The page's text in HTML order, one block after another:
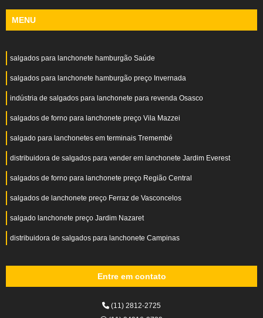
MENU
salgados para lanchonete hamburgão Saúde
salgados para lanchonete hamburgão preço Invernada
indústria de salgados para lanchonete para revenda Osasco
salgados de forno para lanchonete preço Vila Mazzei
salgado para lanchonetes em terminais Tremembé
distribuidora de salgados para vender em lanchonete Jardim Everest
salgados de forno para lanchonete preço Região Central
salgados de lanchonete preço Ferraz de Vasconcelos
salgado lanchonete preço Jardim Nazaret
distribuidora de salgados para lanchonete Campinas
Entre em contato
(11) 2812-2725